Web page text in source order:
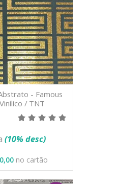
- Famous
/ TNT
(10% desc)
no cartão